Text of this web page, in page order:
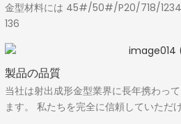
金型材料には 45#/50#/P20/718/
136
製品の品質
当社は射出成形金型業界に長年携わっ
ます。 私たちを完全に信頼していただけ